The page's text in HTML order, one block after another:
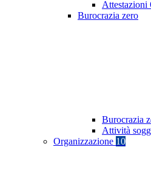
Attestazioni
Burocrazia zero
Burocrazia
Attività
Organizzazione 10